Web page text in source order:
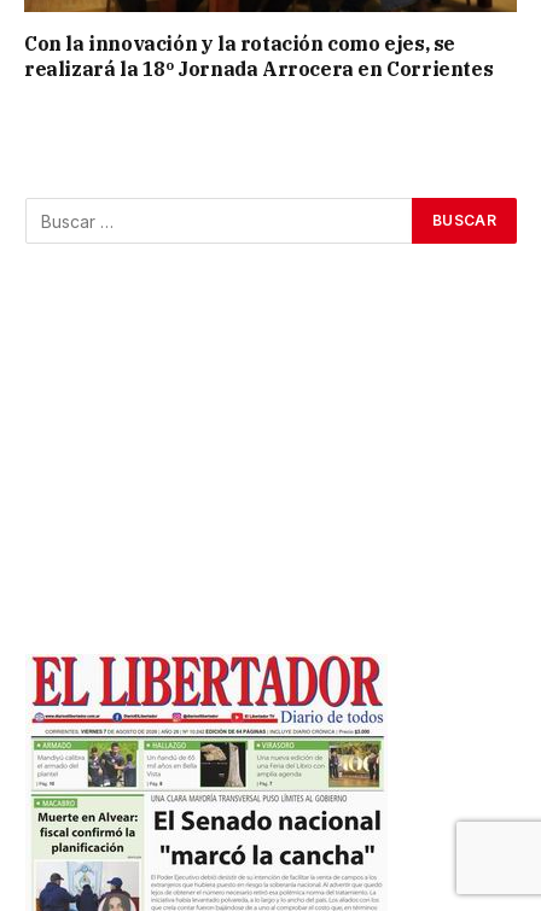
Con la innovación y la rotación como ejes, se
realizará la 18º Jornada Arrocera en Corrientes